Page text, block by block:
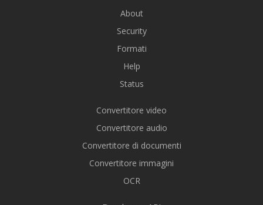
About
Security
Formati
Help
Status
Convertitore video
Convertitore audio
Convertitore di documenti
Convertitore immagini
OCR